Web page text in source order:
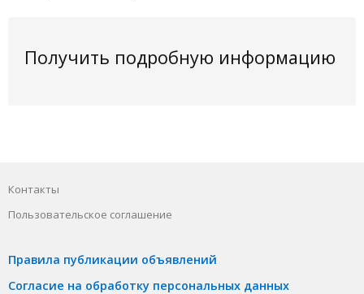
Получить подробную информацию
Контакты
Пользовательское соглашение
Правила публикации объявлений
Согласие на обработку персональных данных